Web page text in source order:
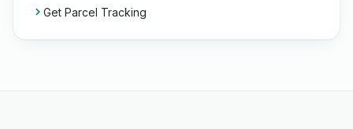
Get Parcel Tracking